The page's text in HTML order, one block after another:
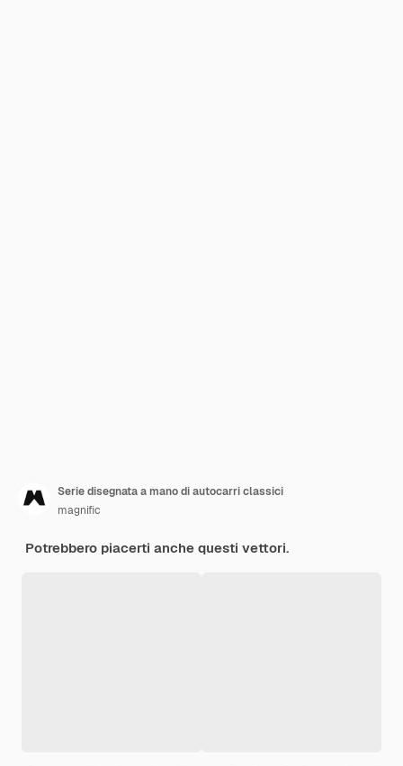
Serie disegnata a mano di autocarri classici
magnific
Potrebbero piacerti anche questi vettori.